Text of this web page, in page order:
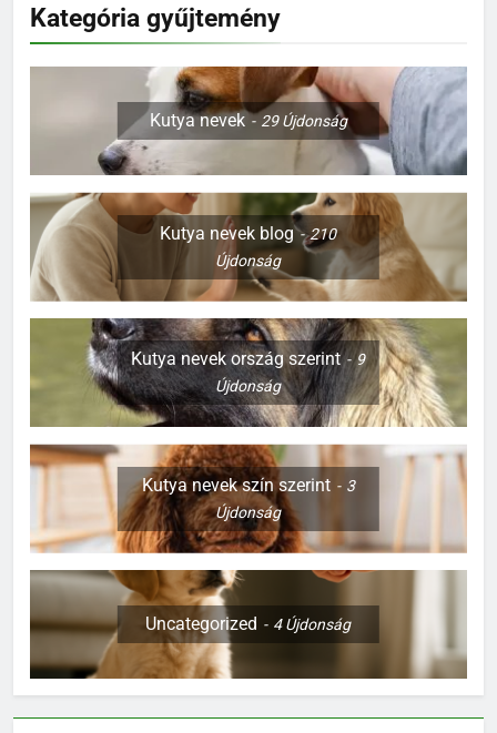
Kategória gyűjtemény
Kutya nevek 29Újdonság
Kutya nevek blog
210
Újdonság
Kutya nevek ország szerint
9
Újdonság
Kutya nevek szín szerint
3
Újdonság
Uncategorized 4Újdonság